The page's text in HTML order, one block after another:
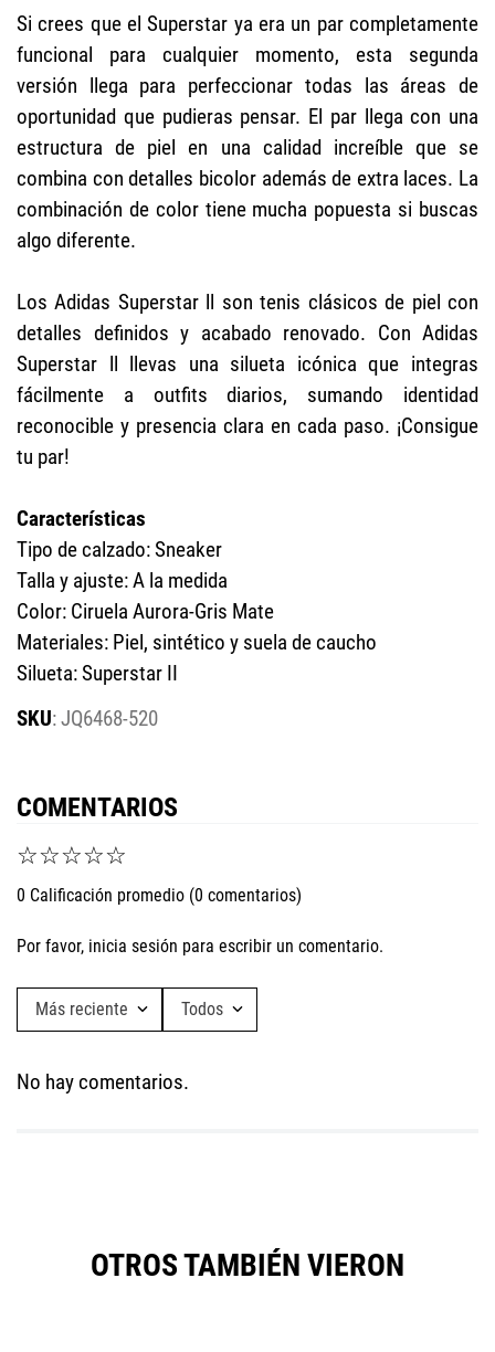
Si crees que el Superstar ya era un par completamente
funcional para cualquier momento, esta segunda
versión llega para perfeccionar todas las áreas de
oportunidad que pudieras pensar. El par llega con una
estructura de piel en una calidad increíble que se
combina con detalles bicolor además de extra laces. La
combinación de color tiene mucha popuesta si buscas
algo diferente.
Los Adidas Superstar ll son tenis clásicos de piel con
detalles definidos y acabado renovado. Con Adidas
Superstar ll llevas una silueta icónica que integras
fácilmente a outfits diarios, sumando identidad
reconocible y presencia clara en cada paso. ¡Consigue
tu par!
Características
Tipo de calzado: Sneaker
Talla y ajuste: A la medida
Color: Ciruela Aurora-Gris Mate
Materiales: Piel, sintético y suela de caucho
Silueta: Superstar II
:JQ6468-520
COMENTARIOS
☆☆☆☆☆
0 Calificación promedio (0 comentarios)
Por favor, inicia sesión para escribir un comentario.
Más reciente Todos
No hay comentarios.
OTROS TAMBIÉN VIERON